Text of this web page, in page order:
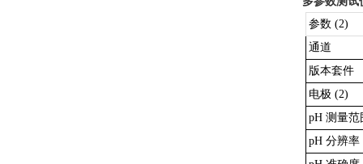
参数 (2)
通道
版本套件
电极 (2)
pH 测量范
pH 分辨率